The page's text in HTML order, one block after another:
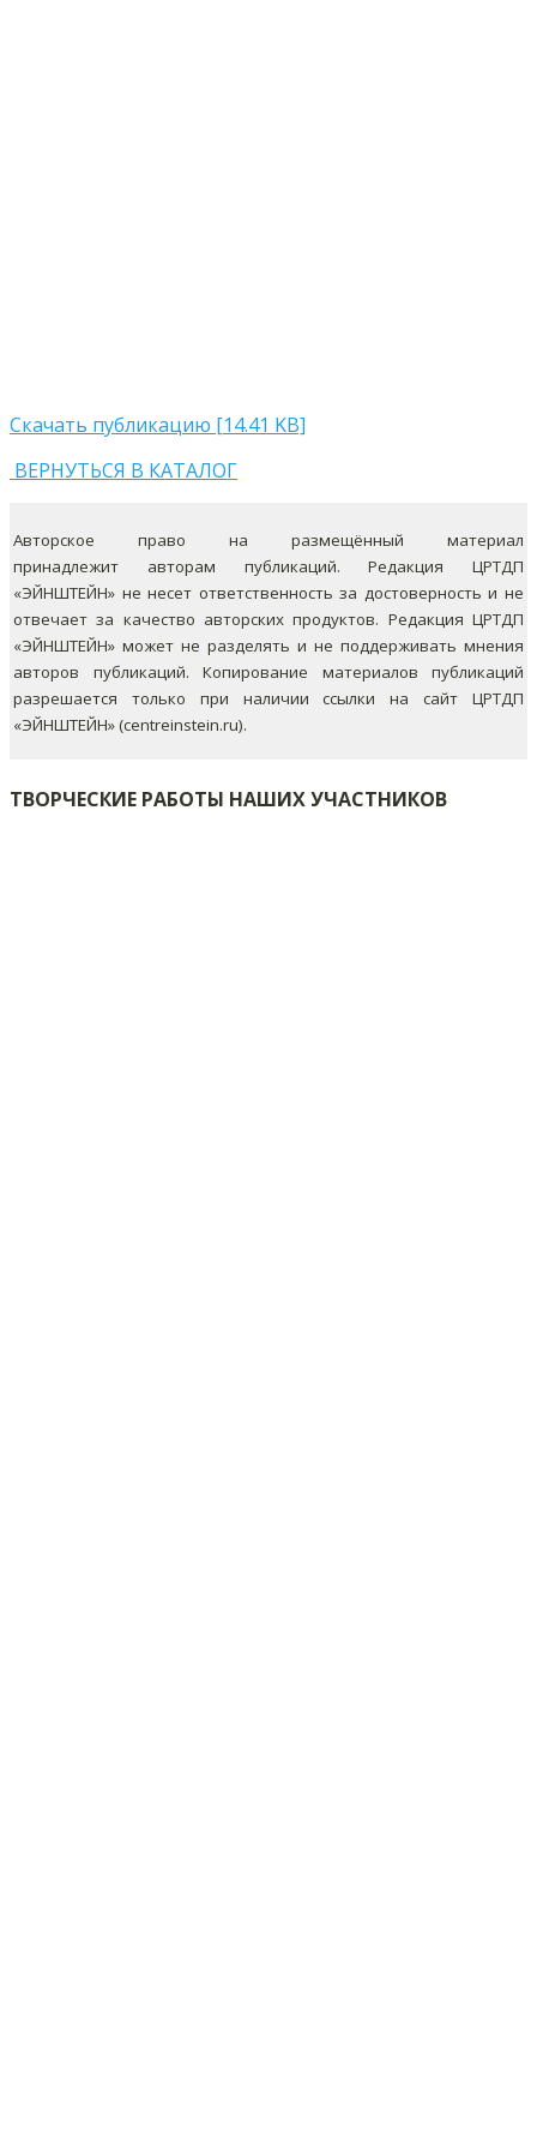
Скачать публикацию [14.41 KB]
ВЕРНУТЬСЯ В КАТАЛОГ
Авторское право на размещённый материал
принадлежит авторам публикаций. Редакция ЦРТДП
«ЭЙНШТЕЙН» не несет ответственность за достоверность и не
отвечает за качество авторских продуктов. Редакция ЦРТДП
«ЭЙНШТЕЙН» может не разделять и не поддерживать мнения
авторов публикаций. Копирование материалов публикаций
разрешается только при наличии ссылки на сайт ЦРТДП
«ЭЙНШТЕЙН» (centreinstein.ru).
ТВОРЧЕСКИЕ РАБОТЫ НАШИХ УЧАСТНИКОВ